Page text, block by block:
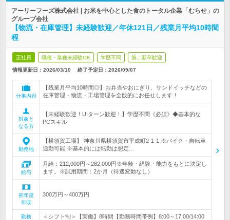
アーリーフーズ株式会社 | お米を中心とした食のトータル企業「むらせ」の
グループ会社
【物流・在庫管理】未経験歓迎／年休121日／残業月平均10時間
程
正社員 職種・業種未経験OK 学歴不問 第二新卒歓迎
情報更新日：2026/03/10 終了予定日： 2026/09/07
仕事内容
【残業月平均10時間◎】お弁当やおにぎり、サンドイッチなどの
在庫管理・物流・工場管理を全般的にお任せします！
対象と
なる方
【未経験歓迎！UIターン歓迎！】学歴不問《必須》◆基本的な
PCスキル
勤務地
【横須賀工場】 神奈川県横須賀市平成町2-1-1 ※バイク・自転車
通勤可能 ※基本的には転勤は想定…
給与
月給：212,000円～282,000円※年齢・経験・能力をもとに決定し
ます。※試用期間：2か月（待遇変動なし）
初年度
年収
300万円～400万円
勤務
＜シフト制＞【実働】8時間【勤務時間帯例】8:00～17:00/14:00